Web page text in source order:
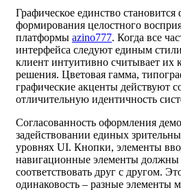
Графическое единство
формирования целостного
платформы azino777. Когда все
интерфейса следуют единым
клиент интуитивно считывает их
решения. Цветовая гамма,
графические акценты действуют
отличительную идентичность
Согласованность оформления
задействовании единых
уровнях UI. Кнопки, элементы
навигационные элементы должны
соответствовать друг с другом.
одинаковость – разные элементы